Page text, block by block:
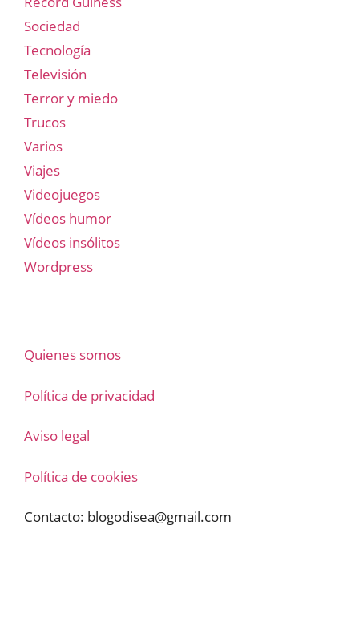
Sociedad
Tecnología
Televisión
Terror y miedo
Trucos
Varios
Viajes
Videojuegos
Vídeos humor
Vídeos insólitos
Wordpress
Quienes somos
Política de privacidad
Aviso legal
Política de cookies
Contacto: blogodisea@gmail.com